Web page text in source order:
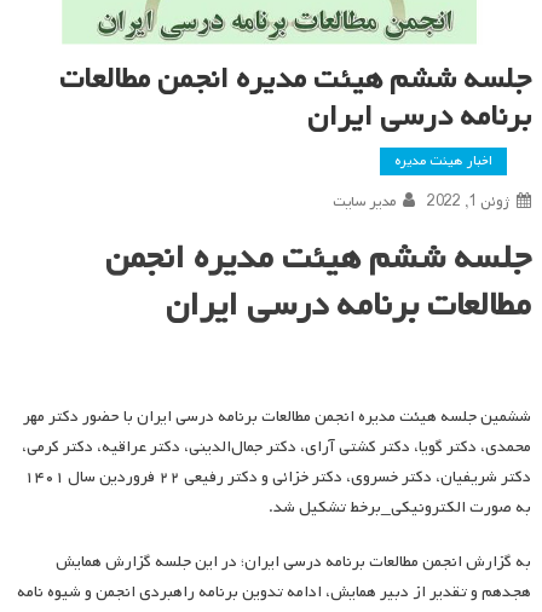
جلسه ششم هیئت مدیره انجمن مطالعات
برنامه درسی ایران
اخبار هیئت مدیره
ژوئن 1, 2022 مدیر سایت
جلسه ششم هیئت مدیره انجمن
مطالعات برنامه درسی ایران
ششمین جلسه هیئت مدیره انجمن مطالعات برنامه درسی ایران با حضور دکتر مهر
محمدی، دکتر گویا، دکتر کشتی آرای، دکتر جمال‌الدینی، دکتر عراقیه، دکتر کرمی،
دکتر شریفیان، دکتر خسروی، دکتر خزائی و دکتر رفیعی ۲۲ فروردین سال ۱۴۰۱
به صورت الکترونیکی_برخط تشکیل شد.
به گزارش انجمن مطالعات برنامه درسی ایران؛ در این جلسه گزارش همایش
هجدهم و تقدیر از دبیر همایش، ادامه تدوین برنامه راهبردی انجمن و شیوه نامه